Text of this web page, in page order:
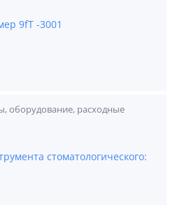
9fТ -3001
оборудование, расходные
стоматологического: